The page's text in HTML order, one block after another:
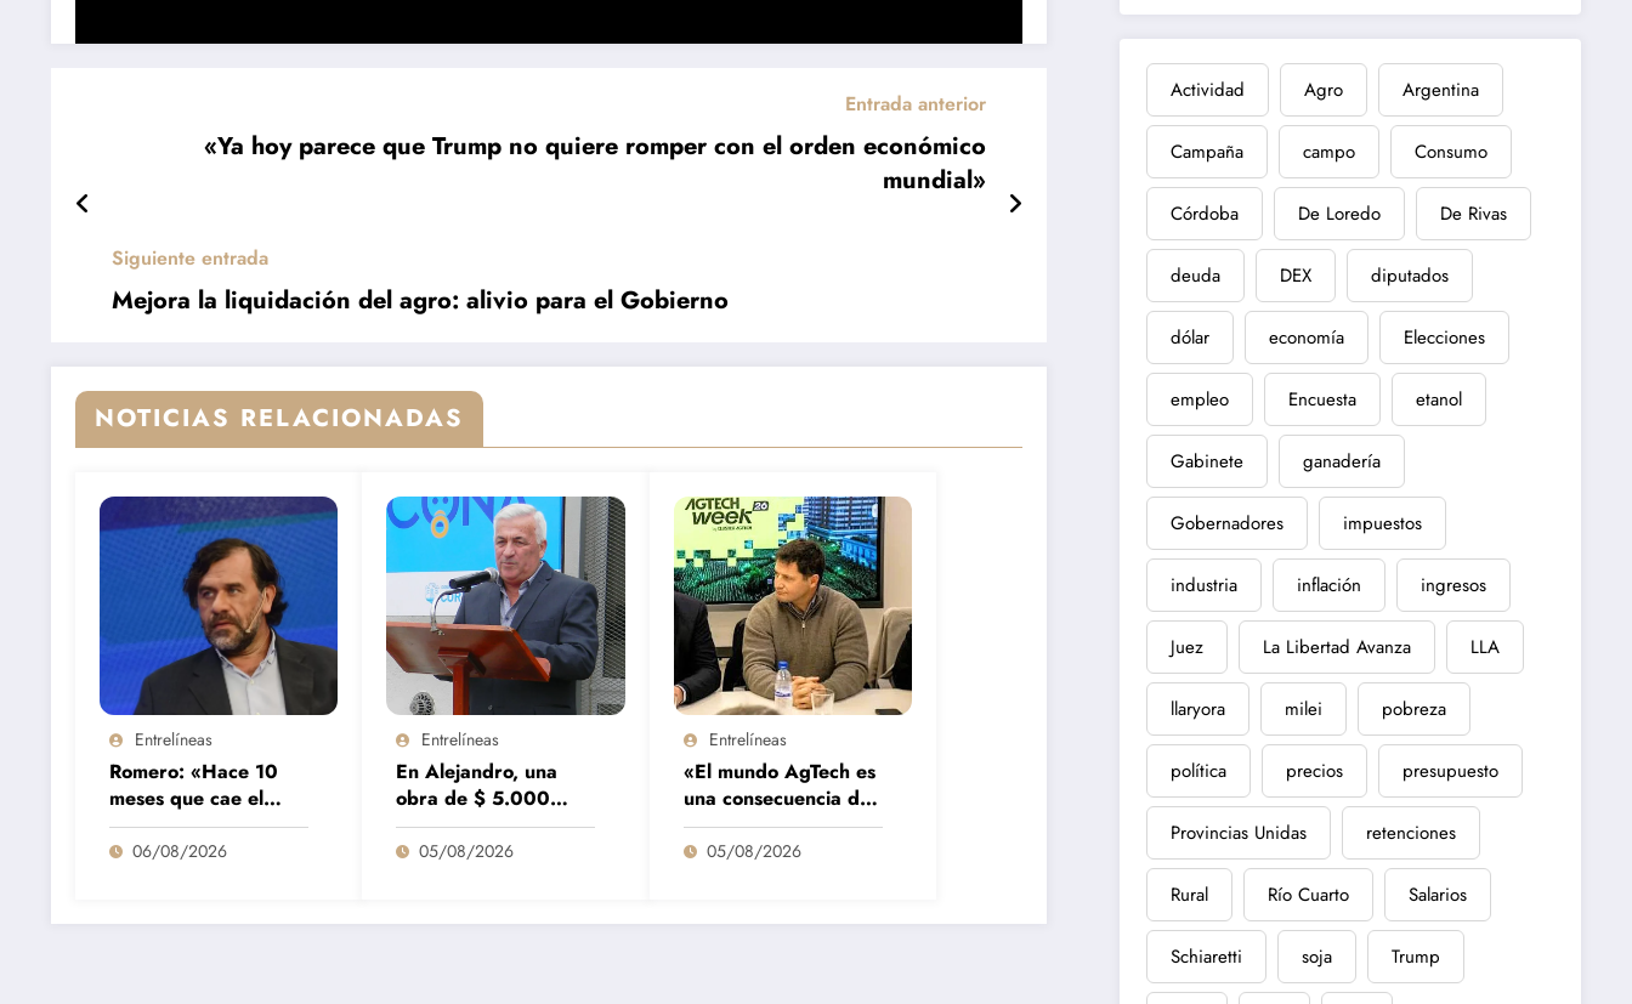
Entrada anterior
«Ya hoy parece que Trump no quiere romper con el orden económico
mundial»
Siguiente entrada
Mejora la liquidación del agro: alivio para el Gobierno
NOTICIAS RELACIONADAS
Entrelíneas
Romero: «Hace 10
meses que cae el
consumo y nada hace
pensar que vaya a
06/08/2026
Entrelíneas
En Alejandro, una
obra de $ 5.000
millones se terminará
9 meses antes de lo
05/08/2026
Entrelíneas
«El mundo AgTech es
una consecuencia de
las grandes fortalezas
que tenemos en la
05/08/2026
Actividad Agro Argentina
Campaña campo Consumo
Córdoba De Loredo De Rivas
deuda DEX diputados
dólar economía Elecciones
empleo Encuesta etanol
Gabinete ganadería
Gobernadores impuestos
industria inflación ingresos
Juez La Libertad Avanza LLA
llaryora milei pobreza
política precios presupuesto
Provincias Unidas retenciones
Rural Río Cuarto Salarios
Schiaretti soja Trump